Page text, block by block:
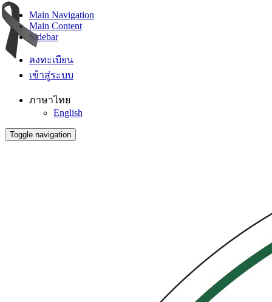
Main Navigation
Main Content
Sidebar
ลงทะเบียน
เข้าสู่ระบบ
ภาษาไทย
English
Toggle navigation